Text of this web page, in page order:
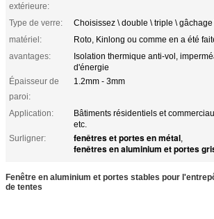
extérieure:
Type de verre:
Choisissez \ double \ triple \
matériel:
Roto, Kinlong ou comme en a été
avantages:
Isolation thermique anti-vol,
d'énergie
Épaisseur de
paroi:
1.2mm - 3mm
Application:
Bâtiments résidentiels et
etc.
Surligner:
fenêtres et portes en métal,
fenêtres en aluminium et portes
Fenêtre en aluminium et portes stables pour
de tentes